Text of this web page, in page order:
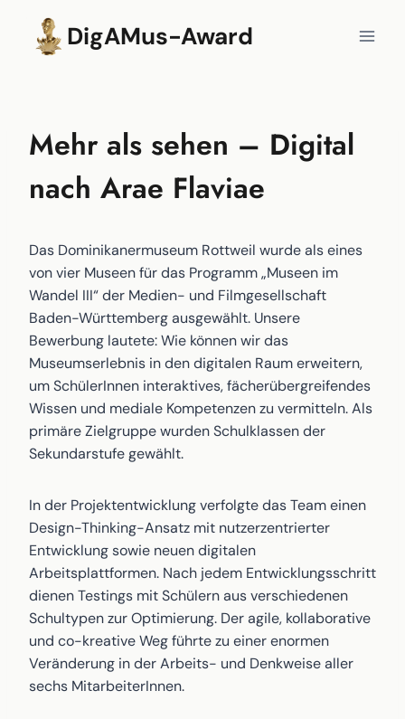
springen
DigAMus-Award
Mehr als sehen – Digital
nach Arae Flaviae
Das Dominikanermuseum Rottweil wurde als eines
von vier Museen für das Programm „Museen im
Wandel III“ der Medien- und Filmgesellschaft
Baden-Württemberg ausgewählt. Unsere
Bewerbung lautete: Wie können wir das
Museumserlebnis in den digitalen Raum erweitern,
um SchülerInnen interaktives, fächerübergreifendes
Wissen und mediale Kompetenzen zu vermitteln. Als
primäre Zielgruppe wurden Schulklassen der
Sekundarstufe gewählt.
In der Projektentwicklung verfolgte das Team einen
Design-Thinking-Ansatz mit nutzerzentrierter
Entwicklung sowie neuen digitalen
Arbeitsplattformen. Nach jedem Entwicklungsschritt
dienen Testings mit Schülern aus verschiedenen
Schultypen zur Optimierung. Der agile, kollaborative
und co-kreative Weg führte zu einer enormen
Veränderung in der Arbeits- und Denkweise aller
sechs MitarbeiterInnen.